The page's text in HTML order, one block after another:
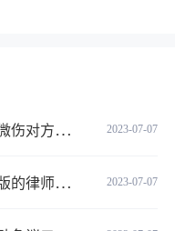
2023-07-07
人怎么办？
2023-07-07
真的吗？